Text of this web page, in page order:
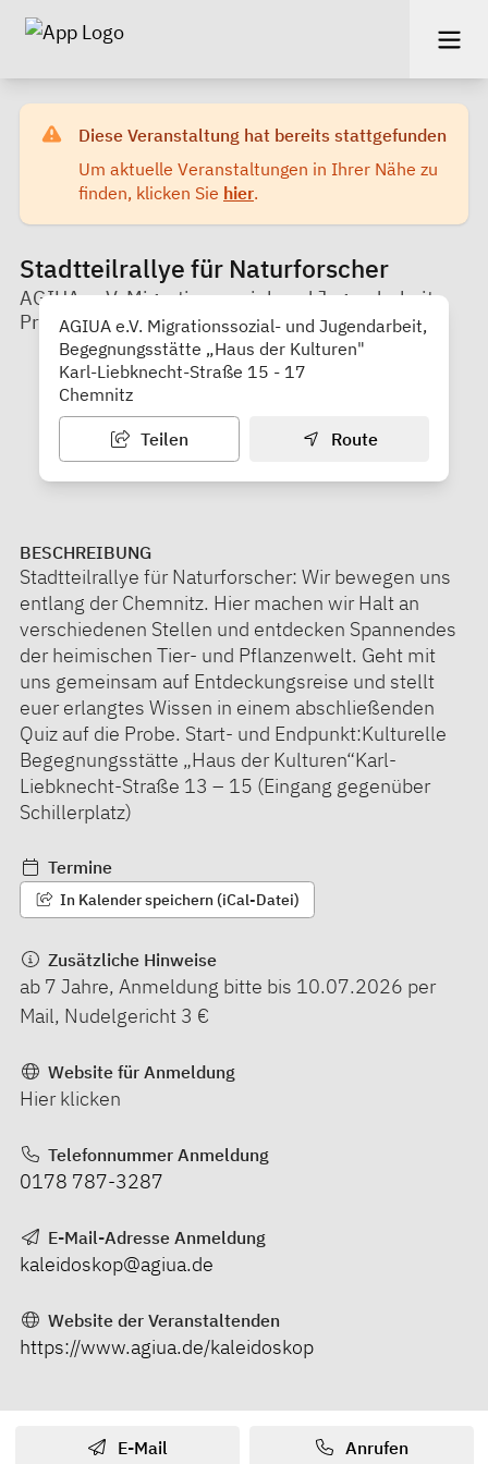
Diese Veranstaltung hat bereits stattgefunden
Um aktuelle Veranstaltungen in Ihrer Nähe zu
finden, klicken Sie hier.
Stadtteilrallye für Naturforscher
AGIUA e. V. Migrationssozial-und Jugendarbeit,
Projekt KALEIDOSKOP
AGIUA e.V. Migrationssozial- und Jugendarbeit,
Begegnungsstätte „Haus der Kulturen"
Karl-Liebknecht-Straße 15 - 17
Chemnitz
Teilen Route
BESCHREIBUNG
Stadtteilrallye für Naturforscher: Wir bewegen uns
entlang der Chemnitz. Hier machen wir Halt an
verschiedenen Stellen und entdecken Spannendes
der heimischen Tier- und Pflanzenwelt. Geht mit
uns gemeinsam auf Entdeckungsreise und stellt
euer erlangtes Wissen in einem abschließenden
Quiz auf die Probe. Start- und Endpunkt:Kulturelle
Begegnungsstätte „Haus der Kulturen“Karl-
Liebknecht-Straße 13 – 15 (Eingang gegenüber
Schillerplatz)
Termine
In Kalender speichern (iCal-Datei)
Zusätzliche Hinweise
ab 7 Jahre, Anmeldung bitte bis 10.07.2026 per
Mail, Nudelgericht 3 €
Website für Anmeldung
Hier klicken
Telefonnummer Anmeldung
0178 787-3287
E-Mail-Adresse Anmeldung
kaleidoskop@agiua.de
Website der Veranstaltenden
https://www.agiua.de/kaleidoskop
E-Mail Anrufen